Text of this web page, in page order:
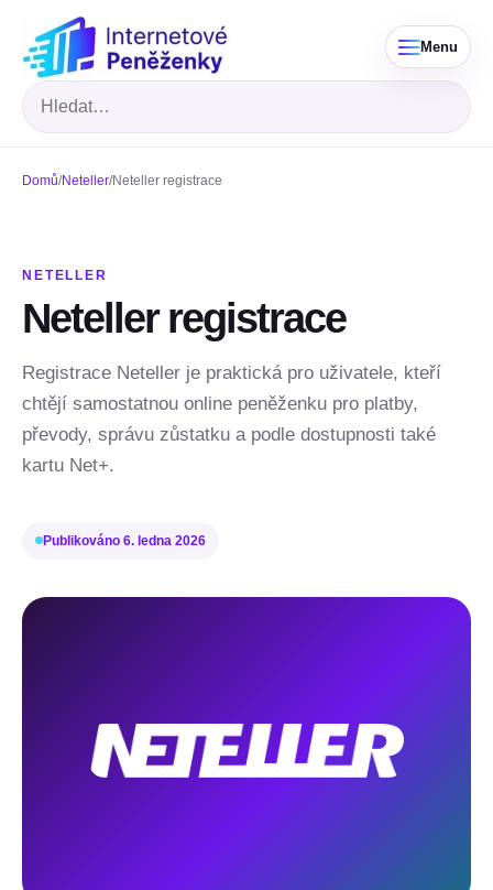
Menu
Hledat
Domů/Neteller/Neteller registrace
NETELLER
Neteller registrace
Registrace Neteller je praktická pro uživatele, kteří
chtějí samostatnou online peněženku pro platby,
převody, správu zůstatku a podle dostupnosti také
kartu Net+.
Publikováno 6. ledna 2026